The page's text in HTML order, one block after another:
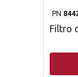
PN
Filtro